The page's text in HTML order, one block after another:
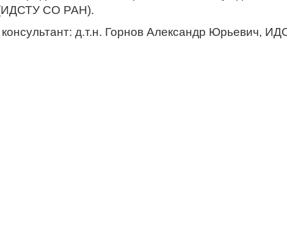
СО РАН).
д.т.н. Горнов Александр Юрьевич,